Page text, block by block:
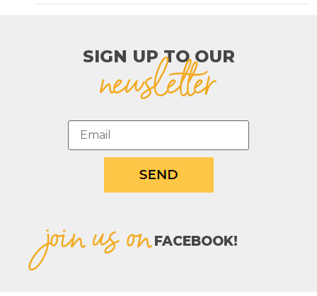
SIGN UP TO OUR​
newsletter
join us on FACEBOOK!